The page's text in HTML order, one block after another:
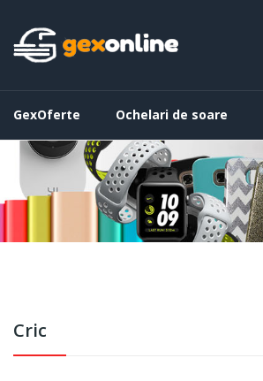
GexOferte Ochelari de soare
Cric